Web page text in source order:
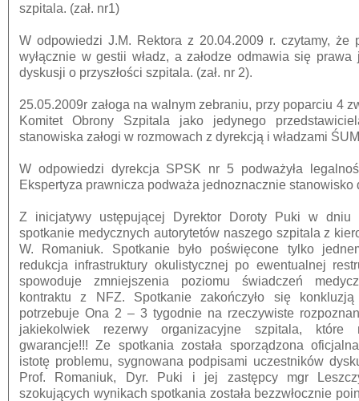
szpitala. (zał. nr1)
W odpowiedzi J.M. Rektora z 20.04.2009 r. czytamy, że
wyłącznie w gestii władz, a załodze odmawia się prawa
dyskusji o przyszłości szpitala. (zał. nr 2).
25.05.2009r załoga na walnym zebraniu, przy poparciu 4
Komitet Obrony Szpitala jako jedynego
stanowiska załogi w rozmowach z dyrekcją i władzami
W odpowiedzi dyrekcja SPSK nr 5 podważyła
Ekspertyza prawnicza podważa jednoznacznie stanowisko
Z inicjatywy ustępującej Dyrektor Doroty Puki w dniu
spotkanie medycznych autorytetów naszego szpitala z
W. Romaniuk. Spotkanie było poświęcone tylko
redukcja infrastruktury okulistycznej po ewentualnej
spowoduje zmniejszenia poziomu świadczeń
kontraktu z NFZ. Spotkanie zakończyło się
potrzebuje Ona 2 – 3 tygodnie na rzeczywiste
jakiekolwiek rezerwy organizacyjne szpitala, które
gwarancje!!! Ze spotkania została sporządzona
istotę problemu, sygnowana podpisami uczestników
Prof. Romaniuk, Dyr. Puki i jej zastępcy mgr
szokujących wynikach spotkania została bezzwłocznie